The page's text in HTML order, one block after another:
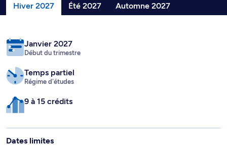
Hiver 2027 Été 2027 Automne 2027
Janvier 2027
Début du trimestre
Temps partiel
Régime d'études
9 à 15 crédits
Dates limites